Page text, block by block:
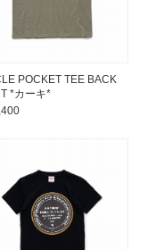
POCKET TEE BACK
*カーキ*